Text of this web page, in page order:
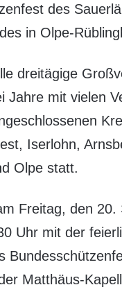
des
in Olpe-
dreitägige
Jahre mit vielen
Iserlohn,
Olpe statt.
Freitag, den 20.
Uhr mit der
Matthäus-